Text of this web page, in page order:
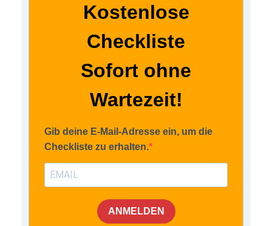
Kostenlose
Checkliste
Sofort ohne
Wartezeit!
Gib deine E-Mail-Adresse ein, um die
Checkliste zu erhalten.
ANMELDEN